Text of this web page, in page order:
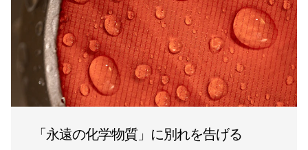
「永遠の化学物質」に別れを告げる